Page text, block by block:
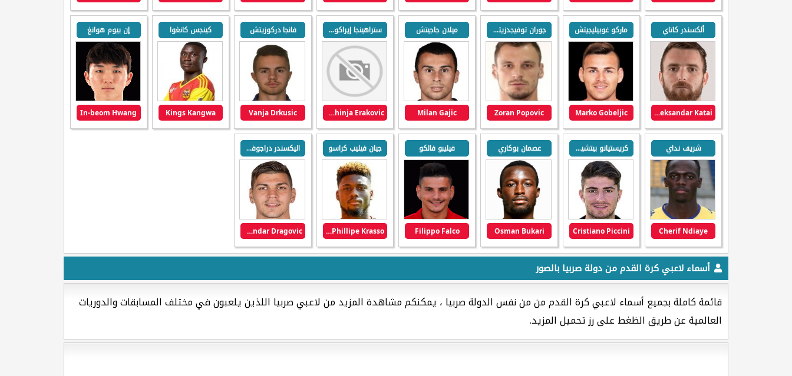
ألكسندر كاتاي
Aleksandar Katai
ماركو غوبيليجيتش
Marko Gobeljic
جوران توفيجدزيتش
Zoran Popovic
ميلان جاجيتش
Milan Gajic
ستراهينجا إيراكوفيتش
Strahinja Erakovic
فانجا دركوزيتش
Vanja Drkusic
كينجس كانغوا
Kings Kangwa
إن بيوم هوانغ
In-beom Hwang
شريف نداي
Cherif Ndiaye
كريستيانو بيتشيني
Cristiano Piccini
عصمان بوكاري
Osman Bukari
فيليبو فالكو
Filippo Falco
جيان فيليب كراسو
Jean-Phillipe Krasso
اليكسندر دراجوفيتش
Aleksandar Dragovic
أسماء لاعبي كرة القدم من دولة صربيا بالصور
قائمة كاملة بجميع أسماء لاعبي كرة القدم من من نفس الدولة صربيا ، يمكنكم مشاهدة المزيد من لاعبي صربيا اللذين يلعبون في مختلف المسابقات والدوريات
العالمية عن طريق الظغط على رز تحميل المزيد.